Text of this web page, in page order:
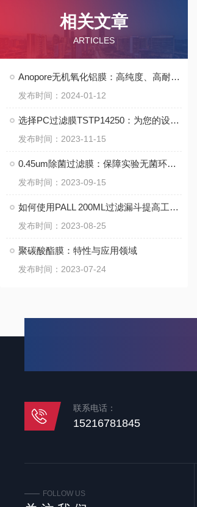
相关文章
ARTICLES
Anopore无机氧化铝膜：高纯度、高耐腐蚀性的材料选择
发布时间：2024-01-12
选择PC过滤膜TSTP14250：为您的设备提供更好的过滤保障
发布时间：2023-11-15
0.45um除菌过滤膜：保障实验无菌环境的重要防护屏障
发布时间：2023-09-15
如何使用PALL 200ML过滤漏斗提高工作效率
发布时间：2023-08-25
聚碳酸酯膜：特性与应用领域
发布时间：2023-07-24
联系电话：
15216781845
FOLLOW US